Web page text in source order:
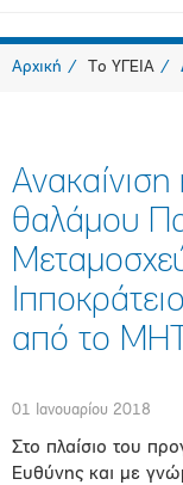
Αρχική Το ΥΓΕΙΑ
Ανακαίνιση
θαλάμου
από το
01 Ιανουαρίου 2018
Στο πλαίσιο του
Ευθύνης και με